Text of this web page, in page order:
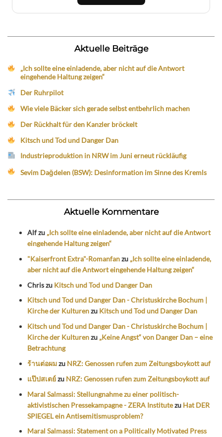
Aktuelle Beiträge
„Ich sollte eine einladende, aber nicht auf die Antwort
eingehende Haltung zeigen“
Der Ruhrpilot
Wie viele Bäcker sich gerade selbst entbehrlich machen
Der Rückhalt für den Kanzler bröckelt
Kitsch und Tod und Danger Dan
Industrieproduktion in NRW im Juni erneut rückläufig
Sevim Dağdelen (BSW): Desinformation im Sinne des Kremls
Aktuelle Kommentare
Alfzu „Ich sollte eine einladende, aber nicht auf die Antwort
eingehende Haltung zeigen“
"Kaiserfront Extra"-Romanfanzu „Ich sollte eine einladende,
aber nicht auf die Antwort eingehende Haltung zeigen“
Chriszu Kitsch und Tod und Danger Dan
Kitsch und Tod und Danger Dan - Christuskirche Bochum |
Kirche der Kulturenzu Kitsch und Tod und Danger Dan
Kitsch und Tod und Danger Dan - Christuskirche Bochum |
Kirche der Kulturenzu „Keine Angst“ von Danger Dan – eine
Betrachtung
ร้านต่อผมzu NRZ: Genossen rufen zum Zeitungsboykott auf
แป๊ปสเตย์zu NRZ: Genossen rufen zum Zeitungsboykott auf
Maral Salmassi: Stellungnahme zu einer politisch-
aktivistischen Pressekampagne - ZERA Institutezu Hat DER
SPIEGEL ein Antisemitismusproblem?
Maral Salmassi: Statement on a Politically Motivated Press